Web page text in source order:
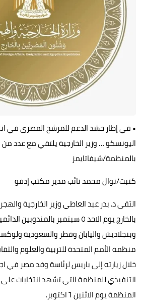
حوادث
خدمات
الصحه
فن
مقالات
• في إطار حشد الدعم للمرشح المصرى في
اليونسكو … وزير الخارجية يلتقي مع عدد من
بالمنظمة/شيفاتايمز
كتبت/نوال محمد نائب مدير مكتب إدفو
التقى د. بدر عبد العاطي وزير الخارجية
بالخارج يوم الاحد ٥ سبتمبر
وبنجلاديش واليابان وقطر والسعودية
منظمة الأمم المتحدة للتربية والعلوم
خلال زيارته إلى باريس لرئاسة وفد مصر في
التنفيذي للمنظمة التي تشهد انتخابات
المنظمة يوم الاثنين ٦ اكتوبر.